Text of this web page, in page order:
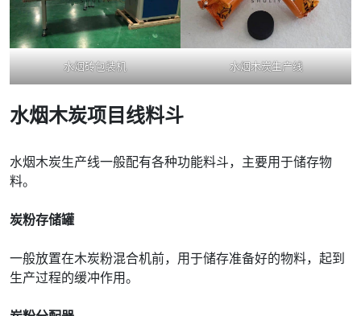
水烟砖包装机 水烟木炭生产线
水烟木炭项目线料斗
水烟木炭生产线一般配有各种功能料斗，主要用于储存物
料。
炭粉存储罐
一般放置在木炭粉混合机前，用于储存准备好的物料，起到
生产过程的缓冲作用。